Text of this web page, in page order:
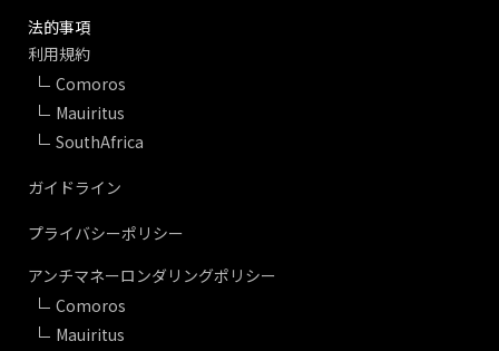
法的事項
利用規約
Comoros
Mauiritus
SouthAfrica
ガイドライン
プライバシーポリシー
アンチマネーロンダリングポリシー
Comoros
Mauiritus